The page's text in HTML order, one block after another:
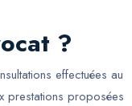
?
effectuées au
prestations proposées